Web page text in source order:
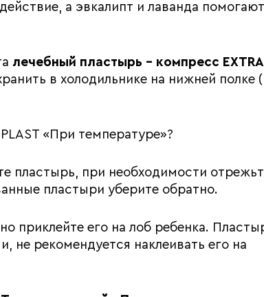
а эвкалипт и лаванда
лечебный пластырь – компресс
в холодильнике на нижней полке
«При температуре»?
пластырь, при необходимости
пластыри уберите обратно.
приклейте его на лоб ребенка.
не рекомендуется наклеивать его на